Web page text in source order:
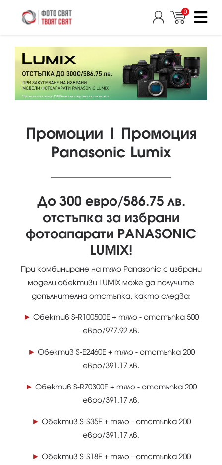
0
Промоции | Промоция
Panasonic Lumix
До 300 евро/586.75 лв.
отстъпка за избрани
фотоапарати PANASONIC
LUMIX!
При комбиниране на тяло Panasonic с избрани
модели обективи LUMIX може да получите
допълнителна отстъпка, както следва:
► Обектив S-R100500E + тяло - отстъпка 500
евро/977.92 лв.
► Обектив S-E2460E + тяло - отстъпка 200
евро/391.17 лв.
► Обектив S-R70300E + тяло - отстъпка 200
евро/391.17 лв.
► Обектив S-S35E + тяло - отстъпка 200
евро/391.17 лв.
► Обектив S-S18E + тяло - отстъпка 200